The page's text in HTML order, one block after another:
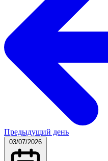
Предыдущий день
03/07/2026